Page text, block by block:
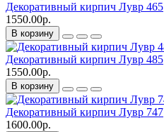
Декоративный кирпич Лувр 465
1550.00р.
В корзину
Декоративный кирпич Лувр 485
1550.00р.
В корзину
Декоративный кирпич Лувр 747
1600.00р.